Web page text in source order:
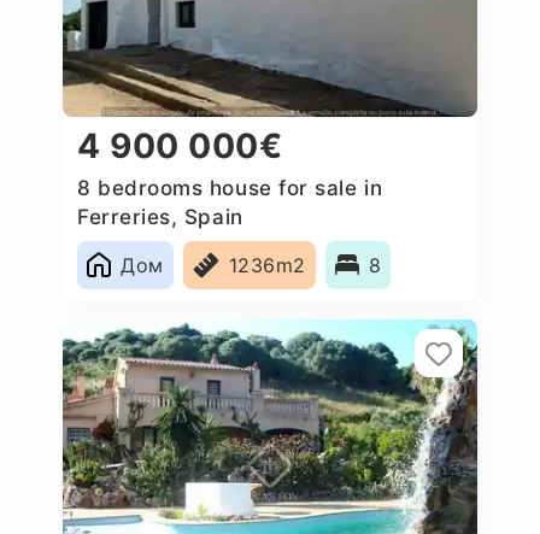
4 900 000€
8 bedrooms house for sale in
Ferreries, Spain
Дом
1236m2 8